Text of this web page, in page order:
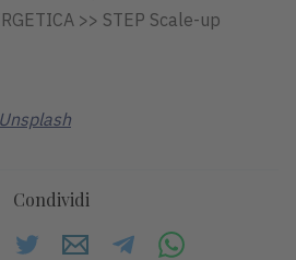
>> STEP Scale-up
Unsplash
Condividi